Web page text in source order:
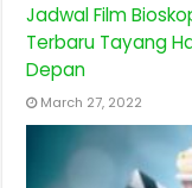
Jadwal Film
Terbaru Tayang
Depan
March 27, 2022